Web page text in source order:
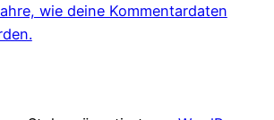
wie deine Kommentardaten